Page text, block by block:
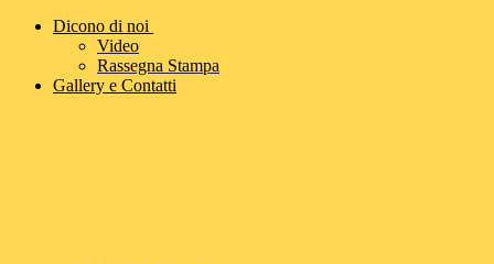
Dicono di noi
Video
Rassegna Stampa
Gallery e Contatti